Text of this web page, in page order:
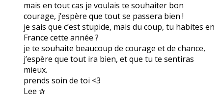
mais en tout cas je voulais te souhaiter bon
courage, j’espère que tout se passera bien !
je sais que c’est stupide, mais du coup, tu habites en
France cette année ?
je te souhaite beaucoup de courage et de chance,
j’espère que tout ira bien, et que tu te sentiras
mieux.
prends soin de toi <3
Lee ✰